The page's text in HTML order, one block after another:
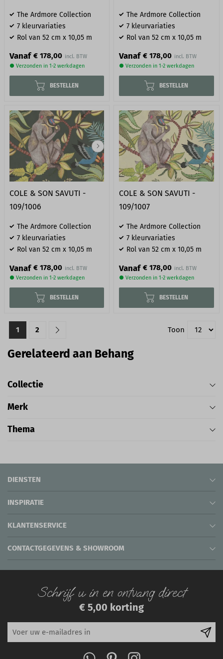
The Ardmore Collection
7 kleurvariaties
Rol van 52 cm x 10,05 m
Vanaf € 178,00
● Verzonden in 1-2 werkdagen
BESTELLEN
The Ardmore Collection
7 kleurvariaties
Rol van 52 cm x 10,05 m
Vanaf € 178,00
● Verzonden in 1-2 werkdagen
BESTELLEN
COLE & SON SAVUTI -
109/1006
The Ardmore Collection
7 kleurvariaties
Rol van 52 cm x 10,05 m
Vanaf € 178,00
● Verzonden in 1-2 werkdagen
BESTELLEN
COLE & SON SAVUTI -
109/1007
The Ardmore Collection
7 kleurvariaties
Rol van 52 cm x 10,05 m
Vanaf € 178,00
● Verzonden in 1-2 werkdagen
BESTELLEN
1 2 Toon
Gerelateerd aan Behang
Collectie
Merk
Thema
DIENSTEN
INSPIRATIE
KLANTENSERVICE
CONTACTGEGEVENS & SHOWROOM
Schrijf u in en ontvang direct
€ 5,00 korting